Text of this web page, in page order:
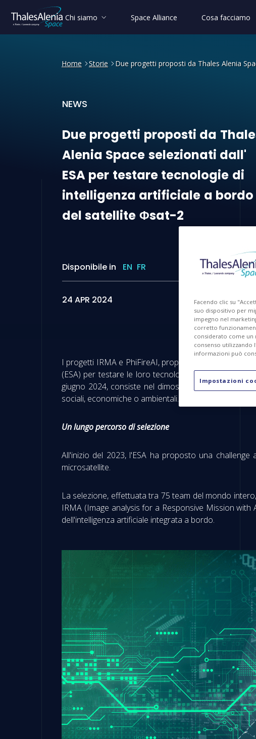
Chi siamo Space Alliance Cosa facciamo
Home Storie Due progetti proposti da Thales Alenia
NEWS
Due progetti proposti da
Due progetti proposti da
Alenia Space selezionati dall'
ESA per testare tecnologie di
intelligenza artificiale a bordo
del satellite Φsat-2
Disponibile in EN FR
24 APR 2024
I progetti IRMA e PhiFireAI, proposti rispettivamente
(ESA) per testare le loro tecnologie in orbita a
giugno 2024, consiste nel dimostrare l'apporto
sociali, economiche o ambientali.
Un lungo percorso di selezione
All'inizio del 2023, l'ESA ha proposto una
microsatellite.
La selezione, effettuata tra 75 team del mondo
IRMA (Image analysis for a Responsive Mission
dell'intelligenza artificiale integrata a bordo.
Facendo clic su
suo dispositivo per
impegno nel
corretto
considerato come un
consenso utilizzando
informazioni può
Impostazioni